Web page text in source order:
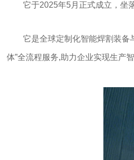
它于2025年5月正式成立，坐
它是全球定制化智能焊割装备
体”全流程服务,助力企业实现生产